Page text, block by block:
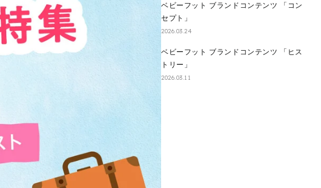
ベビーフット ブランドコンテンツ 「コン
セプト」
2026.03.24
ベビーフット ブランドコンテンツ 「ヒス
トリー」
2026.03.11